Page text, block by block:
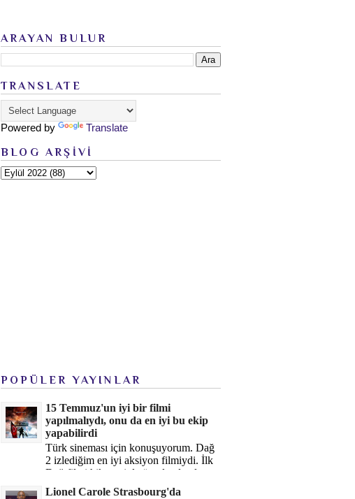
ARAYAN BULUR
TRANSLATE
Powered by Translate
BLOG ARŞİVİ
POPÜLER YAYINLAR
15 Temmuz'un iyi bir filmi
yapılmalıydı, onu da en iyi bu ekip
yapabilirdi
Türk sineması için konuşuyorum. Dağ
2 izlediğim en iyi aksiyon filmiydi. İlk
Dağ filmi hikayesiyle ön plandaydı,
Dağ 2 ise belki o hika...
Lionel Carole Strasbourg'da